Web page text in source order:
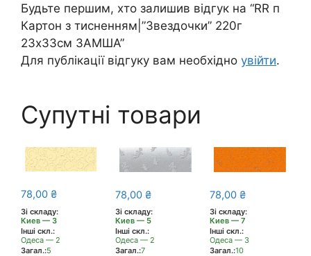
Будьте першим, хто залишив відгук на “RR п
Картон з тисненням|”Звездочки” 220г
23х33см ЗАМША”
Для публікації відгуку вам необхідно увійти.
Супутні товари
78,00 ₴
Зі складу:
Киев — 3
Інші скл.:
Одеса — 2
Загал.:5
78,00 ₴
Зі складу:
Киев — 5
Інші скл.:
Одеса — 2
Загал.:7
78,00 ₴
Зі складу:
Киев — 7
Інші скл.:
Одеса — 3
Загал.:10